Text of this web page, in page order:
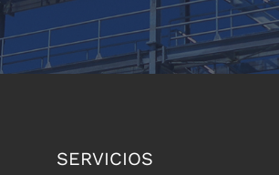
SERVICIOS